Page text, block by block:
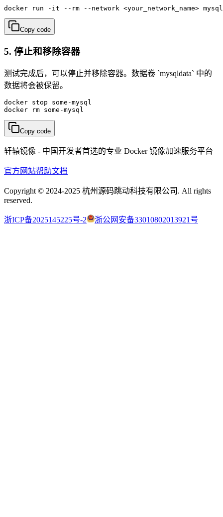
docker run -it --rm --network <your_network_name>
Copy code
5. 停止和移除容器
测试完成后，可以停止并移除容器。数据卷 `mysqldata` 中的
数据将会被保留。
docker stop some-mysql
docker rm some-mysql
Copy code
轩辕镜像 - 中国开发者首选的专业 Docker 镜像加速服务平台
官方网站帮助文档
Copyright © 2024-2025 杭州源码跳动科技有限公司. All rights
reserved.
浙ICP备2025145225号-2 浙公网安备33010802013921号